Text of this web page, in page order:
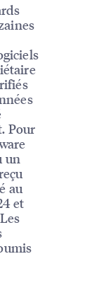
Pour
un
au
et